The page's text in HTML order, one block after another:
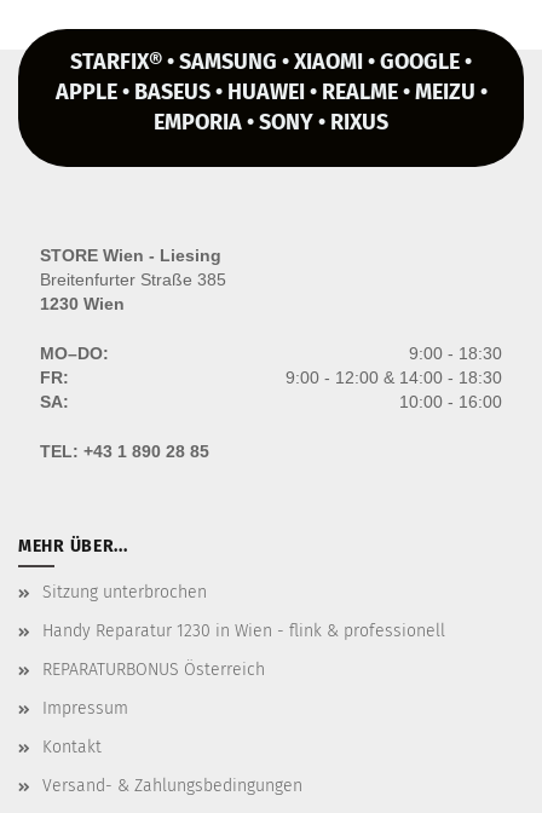
STARFIX® • SAMSUNG • XIAOMI • GOOGLE •
APPLE • BASEUS • HUAWEI • REALME • MEIZU •
EMPORIA • SONY • RIXUS
STORE Wien - Liesing
Breitenfurter Straße 385
1230 Wien
MO–DO:
9:00 - 18:30
FR:
9:00 - 12:00 & 14:00 - 18:30
SA:
10:00 - 16:00
TEL: +43 1 890 28 85
MEHR ÜBER...
Sitzung unterbrochen
Handy Reparatur 1230 in Wien - flink & professionell
REPARATURBONUS Österreich
Impressum
Kontakt
Versand- & Zahlungsbedingungen